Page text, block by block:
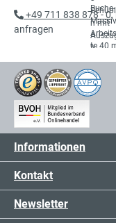
+49 711 838 878 - 0,
anfragen
Informationen
Kontakt
Newsletter